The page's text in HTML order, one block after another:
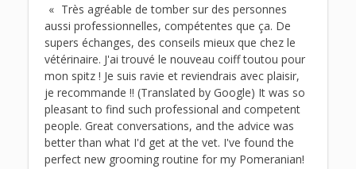
Très agréable de tomber sur des personnes
aussi professionnelles, compétentes que ça. De
supers échanges, des conseils mieux que chez le
vétérinaire. J'ai trouvé le nouveau coiff toutou pour
mon spitz ! Je suis ravie et reviendrais avec plaisir,
je recommande !! (Translated by Google) It was so
pleasant to find such professional and competent
people. Great conversations, and the advice was
better than what I'd get at the vet. I've found the
perfect new grooming routine for my Pomeranian!